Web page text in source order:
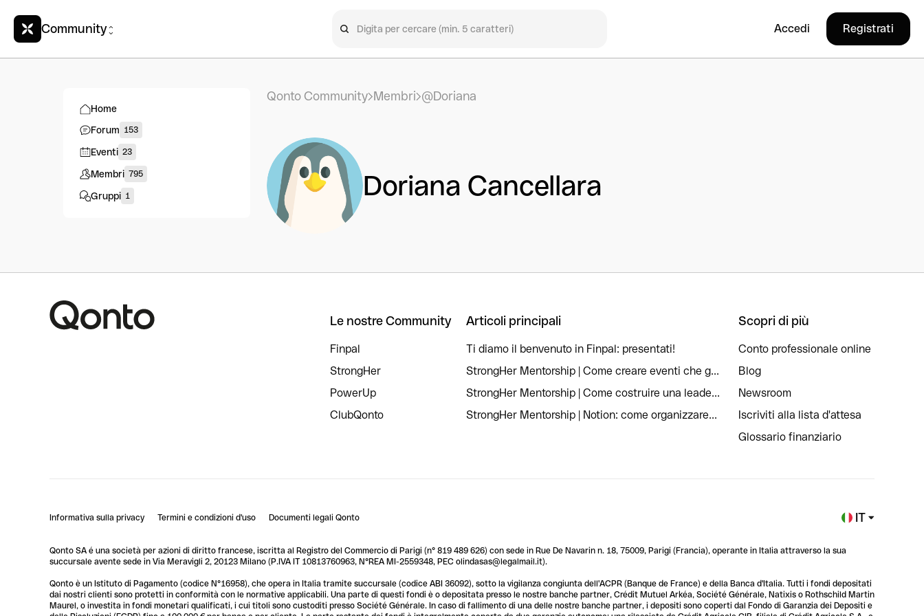
Community Accedi Registrati
Home
Forum 153
Eventi 23
Membri 795
Gruppi 1
Qonto Community Membri @Doriana
Doriana Cancellara
Le nostre Community
Finpal
StrongHer
PowerUp
ClubQonto
Articoli principali
Ti diamo il benvenuto in Finpal: presentati!
StrongHer Mentorship | Come creare eventi che g...
StrongHer Mentorship | Come costruire una leade...
StrongHer Mentorship | Notion: come organizzare...
Scopri di più
Conto professionale online
Blog
Newsroom
Iscriviti alla lista d'attesa
Glossario finanziario
Informativa sulla privacy Termini e condizioni d'uso Documenti legali Qonto IT
Qonto SA é una società per azioni di diritto francese, iscritta al Registro del Commercio di Parigi (n° 819 489 626) con sede in Rue De Navarin n. 18, 75009, Parigi (Francia), operante in Italia attraverso la sua
succursale avente sede in Via Meravigli 2, 20123 Milano (P.IVA IT 10813760963, N°REA MI-2559348, PEC olindasas@legalmail.it).
Qonto è un Istituto di Pagamento (codice N°16958), che opera in Italia tramite succursale (codice ABI 36092), sotto la vigilanza congiunta dell'ACPR (Banque de France) e della Banca d'Italia. Tutti i fondi depositati
dai nostri clienti sono protetti in conformità con le normative applicabili. Una parte di questi fondi è o depositata presso le nostre banche partner, Crédit Mutuel Arkéa, Société Générale, Natixis o Rothschild Martin
Maurel, o investita in fondi monetari qualificati, i cui titoli sono custoditi presso Société Générale. In caso di fallimento di una delle nostre banche partner, i depositi sono coperti dal Fondo di Garanzia dei Depositi e